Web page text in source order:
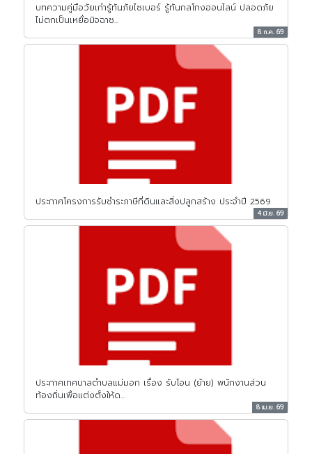
บทความคู่มือวัยเก๋ารู้ทันภัยไซเบอร์ รู้ทันกลโกงออนไลน์ ปลอดภัย
ไม่ตกเป็นเหยื่อมิจฉาช...
8 ก.ค. 69
ประกาศโครงการรับชำระภาษีที่ดินและสิ่งปลูกสร้าง ประจำปี 2569
4 มิ.ย. 69
ประกาศเทศบาลตำบลแม่มอก เรื่อง รับโอน (ย้าย) พนักงานส่วน
ท้องถิ่นเพื่อแต่งตั้งให้ด...
8 เม.ย. 69